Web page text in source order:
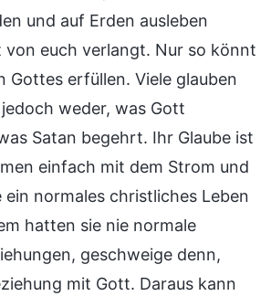
und auf Erden ausleben
euch verlangt. Nur so könnt
Gottes erfüllen. Viele glauben
weder, was Gott
Satan begehrt. Ihr Glaube ist
einfach mit dem Strom und
ein normales christliches Leben
hatten sie nie normale
geschweige denn,
mit Gott. Daraus kann